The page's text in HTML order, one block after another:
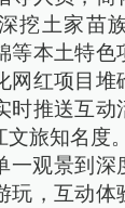
挖土家苗
等本土特色
网红项目堆
时推送互动
旅知名度。
一观景到深
玩，互动体